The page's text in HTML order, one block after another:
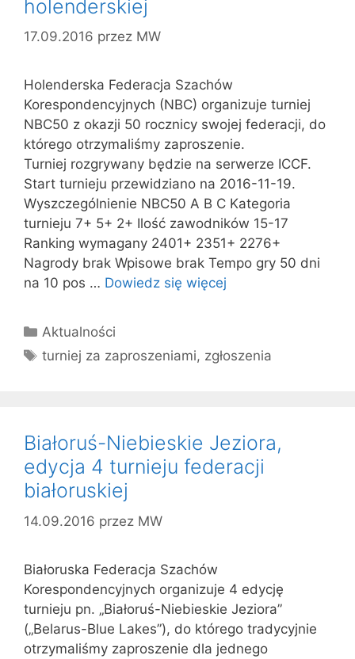
holenderskiej
17.09.2016 przez MW
Holenderska Federacja Szachów
Korespondencyjnych (NBC) organizuje turniej
NBC50 z okazji 50 rocznicy swojej federacji, do
którego otrzymaliśmy zaproszenie.
Turniej rozgrywany będzie na serwerze ICCF.
Start turnieju przewidziano na 2016-11-19.
Wyszczególnienie NBC50 A B C Kategoria
turnieju 7+ 5+ 2+ Ilość zawodników 15-17
Ranking wymagany 2401+ 2351+ 2276+
Nagrody brak Wpisowe brak Tempo gry 50 dni
na 10 pos … Dowiedz się więcej
Kategorie
Aktualności
Tagi
turniej za zaproszeniami, zgłoszenia
Białoruś-Niebieskie Jeziora,
edycja 4 turnieju federacji
białoruskiej
14.09.2016 przez MW
Białoruska Federacja Szachów
Korespondencyjnych organizuje 4 edycję
turnieju pn. „Białoruś-Niebieskie Jeziora”
(„Belarus-Blue Lakes”), do którego tradycyjnie
otrzymaliśmy zaproszenie dla jednego